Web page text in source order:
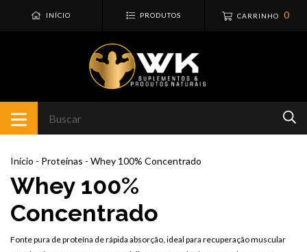
INÍCIO PRODUTOS CARRINHO 0
Início - Proteínas - Whey 100% Concentrado
Whey 100%
Concentrado
Fonte pura de proteína de rápida absorção, ideal para recuperação muscular